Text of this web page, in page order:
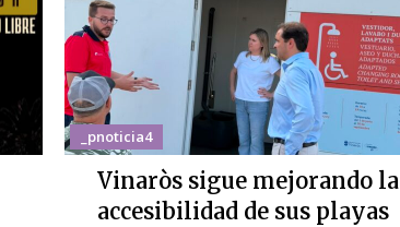
_pnoticia4
Vinaròs sigue mejorando la
accesibilidad de sus playas